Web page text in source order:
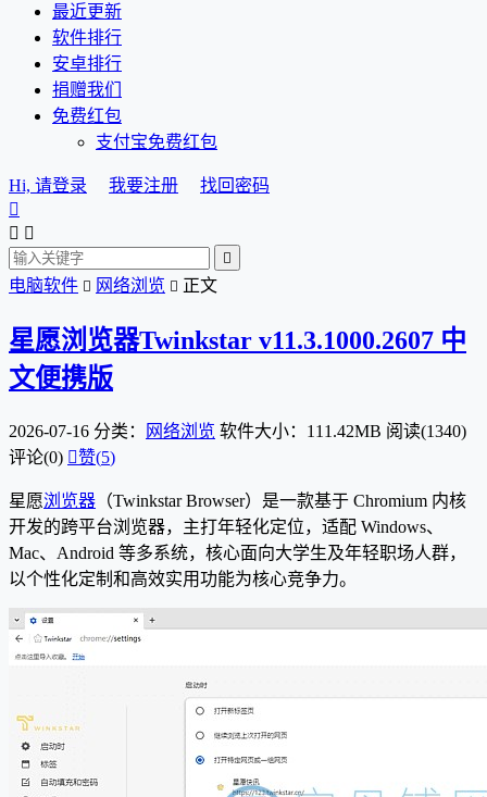
最近更新
软件排行
安卓排行
捐赠我们
免费红包
支付宝免费红包
Hi, 请登录 我要注册
找回密码

 

电脑软件  网络浏览  正文
星愿浏览器Twinkstar v11.3.1000.2607 中
文便携版
2026-07-16 分类： 网络浏览 软件大小：111.42MB 阅读(1340)
评论(0) 赞(5)
星愿浏览器 （Twinkstar Browser）是一款基于 Chromium 内核
开发的跨平台浏览器，主打年轻化定位，适配 Windows、
Mac、Android 等多系统，核心面向大学生及年轻职场人群，
以个性化定制和高效实用功能为核心竞争力。